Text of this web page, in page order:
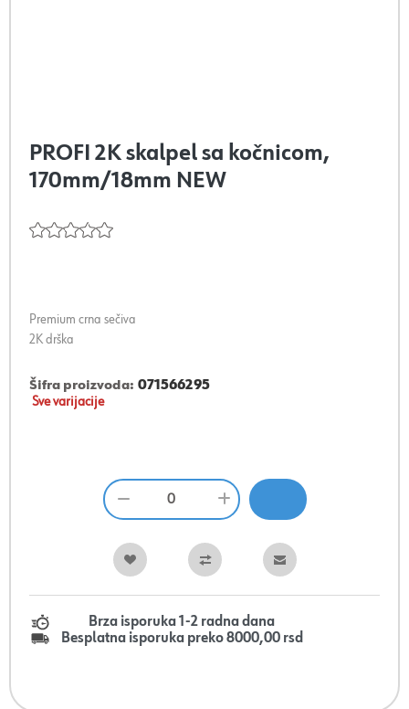
PROFI 2K skalpel sa kočnicom,
170mm/18mm NEW
Premium crna sečiva
2K drška
Šifra proizvoda: 071566295
Sve varijacije
Brza isporuka 1-2 radna dana
Besplatna isporuka preko 8000,00 rsd